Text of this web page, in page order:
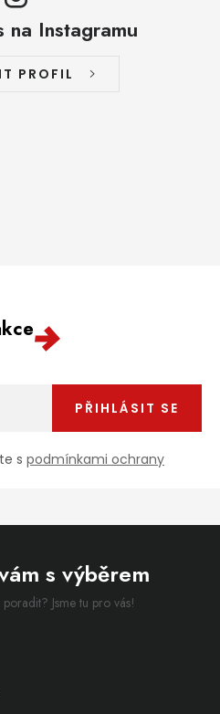
na Instagramu
PROFIL
s podmínkami ochrany
PŘIHLÁSIT SE
s výběrem
Jsme tu pro vás!